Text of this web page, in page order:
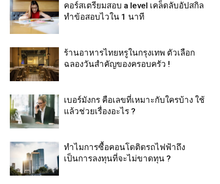
คอร์สเตรียมสอบ a level เคล็ดลับอัปสกิล
ทำข้อสอบไวใน 1 นาที
ร้านอาหารไทยหรูในกรุงเทพ ตัวเลือก
ฉลองวันสำคัญของครอบครัว !
เบอร์มังกร คือเลขที่เหมาะกับใครบ้าง ใช้
แล้วช่วยเรื่องอะไร ?
ทำไมการซื้อคอนโดติดรถไฟฟ้าถึง
เป็นการลงทุนที่จะไม่ขาดทุน ?